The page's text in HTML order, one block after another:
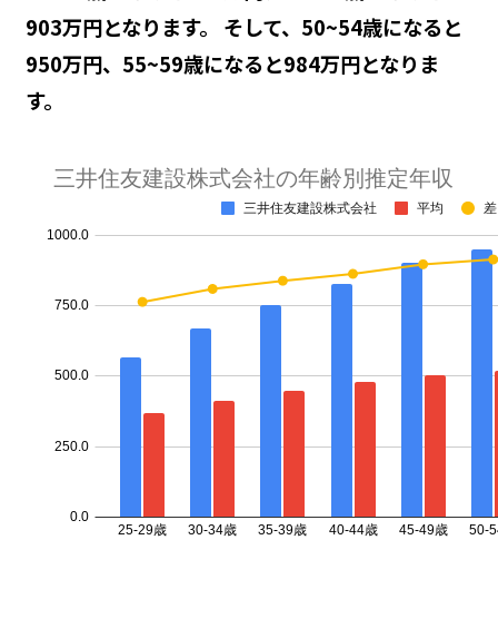
903万円となります。 そして、50~54歳になると
950万円、55~59歳になると984万円となりま
す。